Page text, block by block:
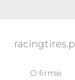
racingtires.pl
O firmie